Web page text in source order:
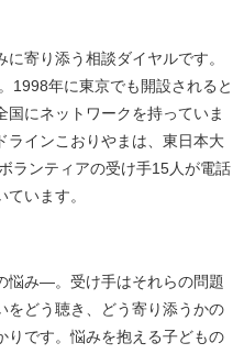
寄り添う相談ダイヤルです。
1998年に東京でも開設されると
国にネットワークを持っていま
ラインこおりやまは、東日本大
ランティアの受け手15人が電話
います。
悩み―。受け手はそれらの問題
をどう聴き、どう寄り添うかの
りです。悩みを抱える子どもの